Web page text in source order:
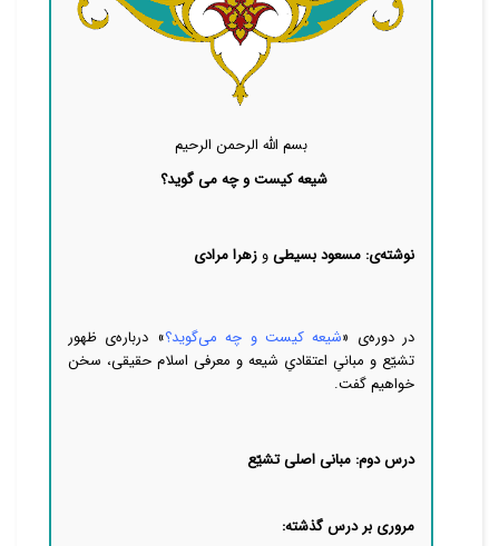
بسم الله الرحمن الرحیم
شیعه کیست و چه می گوید؟
نوشته‌ی: مسعود بسیطیوزهرا مرادی
در دوره‌ی «شیعه کیست و چه می‌گوید؟» درباره‌ی ظهور
تشیّع و مبانیِ اعتقادیِ شیعه و معرفی اسلام حقیقی، سخن
خواهیم گفت.
درس دوم: مبانی اصلی تشیّع
مروری بر درس گذشته: